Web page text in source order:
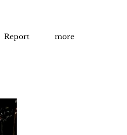
Report more